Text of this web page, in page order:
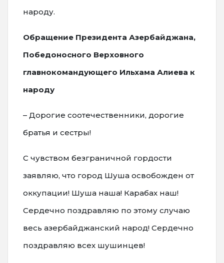
народу.
Обращение Президента Азербайджана,
Победоносного Верховного
главнокомандующего Ильхама Алиева к
народу
– Дорогие соотечественники, дорогие
братья и сестры!
С чувством безграничной гордости
заявляю, что город Шуша освобожден от
оккупации! Шуша наша! Карабах наш!
Сердечно поздравляю по этому случаю
весь азербайджанский народ! Сердечно
поздравляю всех шушинцев!